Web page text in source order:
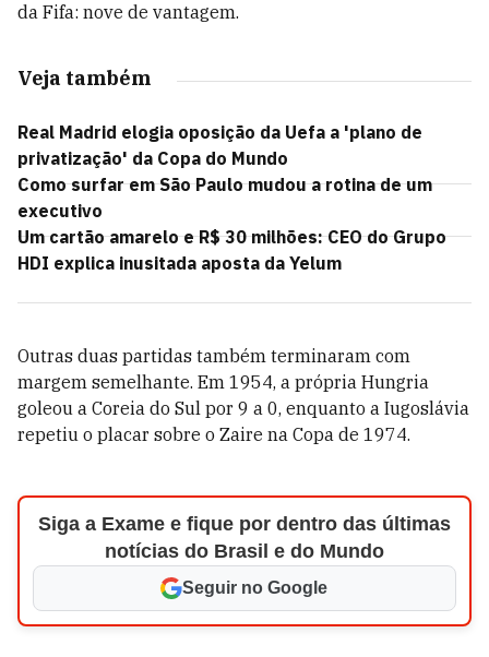
da Fifa: nove de vantagem.
Veja também
Real Madrid elogia oposição da Uefa a 'plano de
privatização' da Copa do Mundo
Como surfar em São Paulo mudou a rotina de um
executivo
Um cartão amarelo e R$ 30 milhões: CEO do Grupo
HDI explica inusitada aposta da Yelum
Outras duas partidas também terminaram com
margem semelhante. Em 1954, a própria Hungria
goleou a Coreia do Sul por 9 a 0, enquanto a Iugoslávia
repetiu o placar sobre o Zaire na Copa de 1974.
Siga a Exame e fique por dentro das últimas
notícias do Brasil e do Mundo
Seguir no Google